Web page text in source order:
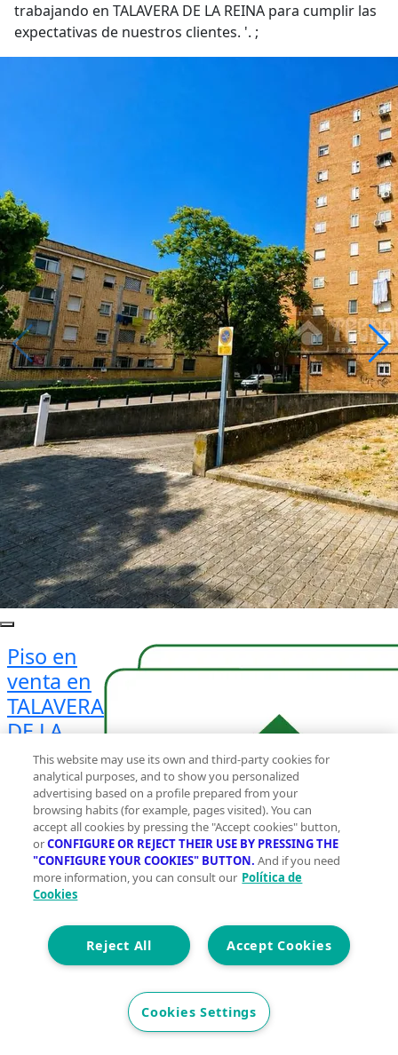
trabajando en TALAVERA DE LA REINA para cumplir las
expectativas de nuestros clientes. '. ;
Piso en
venta en
TALAVERA
DE LA
REINA
Planta
110 m2
This website may use its own and third-party cookies for
analytical purposes, and to show you personalized
advertising based on a profile prepared from your
browsing habits (for example, pages visited). You can
accept all cookies by pressing the "Accept cookies" button,
orCONFIGURE OR REJECT THEIR USE BY PRESSING THE
"CONFIGURE YOUR COOKIES" BUTTON. And if you need
more information, you can consult our Política de
Cookies
Accept Cookies
Reject All
Cookies Settings